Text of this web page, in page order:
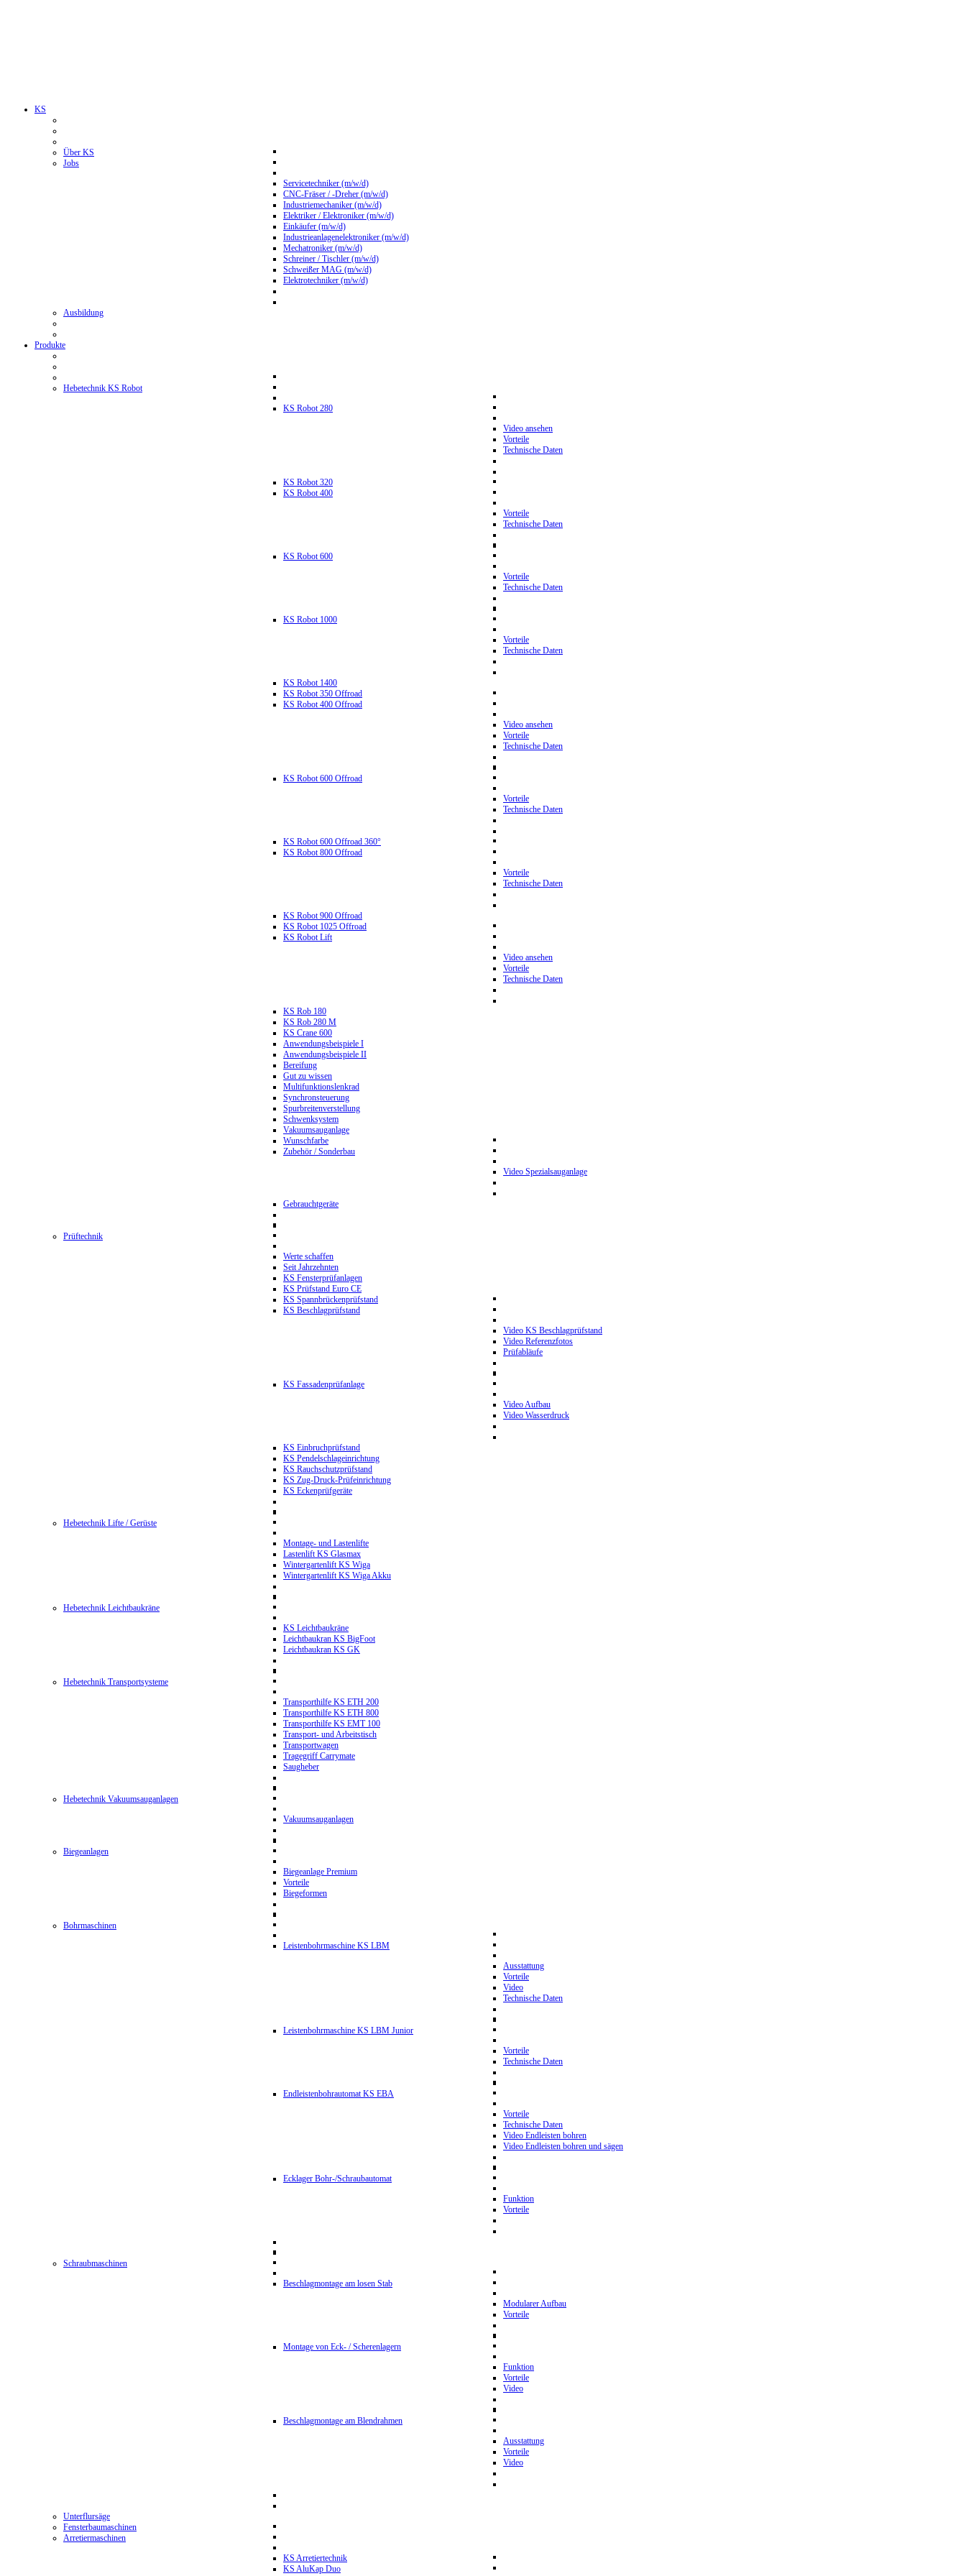
KS
Über KS
Jobs
Servicetechniker (m/w/d)
CNC-Fräser / -Dreher (m/w/d)
Industriemechaniker (m/w/d)
Elektriker / Elektroniker (m/w/d)
Einkäufer (m/w/d)
Industrieanlagenelektroniker (m/w/d)
Mechatroniker (m/w/d)
Schreiner / Tischler (m/w/d)
Schweißer MAG (m/w/d)
Elektrotechniker (m/w/d)
Ausbildung
Produkte
Hebetechnik KS Robot
KS Robot 280
Video ansehen
Vorteile
Technische Daten
KS Robot 320
KS Robot 400
Vorteile
Technische Daten
KS Robot 600
Vorteile
Technische Daten
KS Robot 1000
Vorteile
Technische Daten
KS Robot 1400
KS Robot 350 Offroad
KS Robot 400 Offroad
Video ansehen
Vorteile
Technische Daten
KS Robot 600 Offroad
Vorteile
Technische Daten
KS Robot 600 Offroad 360°
KS Robot 800 Offroad
Vorteile
Technische Daten
KS Robot 900 Offroad
KS Robot 1025 Offroad
KS Robot Lift
Video ansehen
Vorteile
Technische Daten
KS Rob 180
KS Rob 280 M
KS Crane 600
Anwendungsbeispiele I
Anwendungsbeispiele II
Bereifung
Gut zu wissen
Multifunktionslenkrad
Synchronsteuerung
Spurbreitenverstellung
Schwenksystem
Vakuumsauganlage
Wunschfarbe
Zubehör / Sonderbau
Video Spezialsauganlage
Gebrauchtgeräte
Prüftechnik
Werte schaffen
Seit Jahrzehnten
KS Fensterprüfanlagen
KS Prüfstand Euro CE
KS Spannbrückenprüfstand
KS Beschlagprüfstand
Video KS Beschlagprüfstand
Video Referenzfotos
Prüfabläufe
KS Fassadenprüfanlage
Video Aufbau
Video Wasserdruck
KS Einbruchprüfstand
KS Pendelschlageinrichtung
KS Rauchschutzprüfstand
KS Zug-Druck-Prüfeinrichtung
KS Eckenprüfgeräte
Hebetechnik Lifte / Gerüste
Montage- und Lastenlifte
Lastenlift KS Glasmax
Wintergartenlift KS Wiga
Wintergartenlift KS Wiga Akku
Hebetechnik Leichtbaukräne
KS Leichtbaukräne
Leichtbaukran KS BigFoot
Leichtbaukran KS GK
Hebetechnik Transportsysteme
Transporthilfe KS ETH 200
Transporthilfe KS ETH 800
Transporthilfe KS EMT 100
Transport- und Arbeitstisch
Transportwagen
Tragegriff Carrymate
Saugheber
Hebetechnik Vakuumsauganlagen
Vakuumsauganlagen
Biegeanlagen
Biegeanlage Premium
Vorteile
Biegeformen
Bohrmaschinen
Leistenbohrmaschine KS LBM
Ausstattung
Vorteile
Video
Technische Daten
Leistenbohrmaschine KS LBM Junior
Vorteile
Technische Daten
Endleistenbohrautomat KS EBA
Vorteile
Technische Daten
Video Endleisten bohren
Video Endleisten bohren und sägen
Ecklager Bohr-/Schraubautomat
Funktion
Vorteile
Schraubmaschinen
Beschlagmontage am losen Stab
Modularer Aufbau
Vorteile
Montage von Eck- / Scherenlagern
Funktion
Vorteile
Video
Beschlagmontage am Blendrahmen
Ausstattung
Vorteile
Video
Unterflursäge
Fensterbaumaschinen
Arretiermaschinen
KS Arretiertechnik
KS AluKap Duo